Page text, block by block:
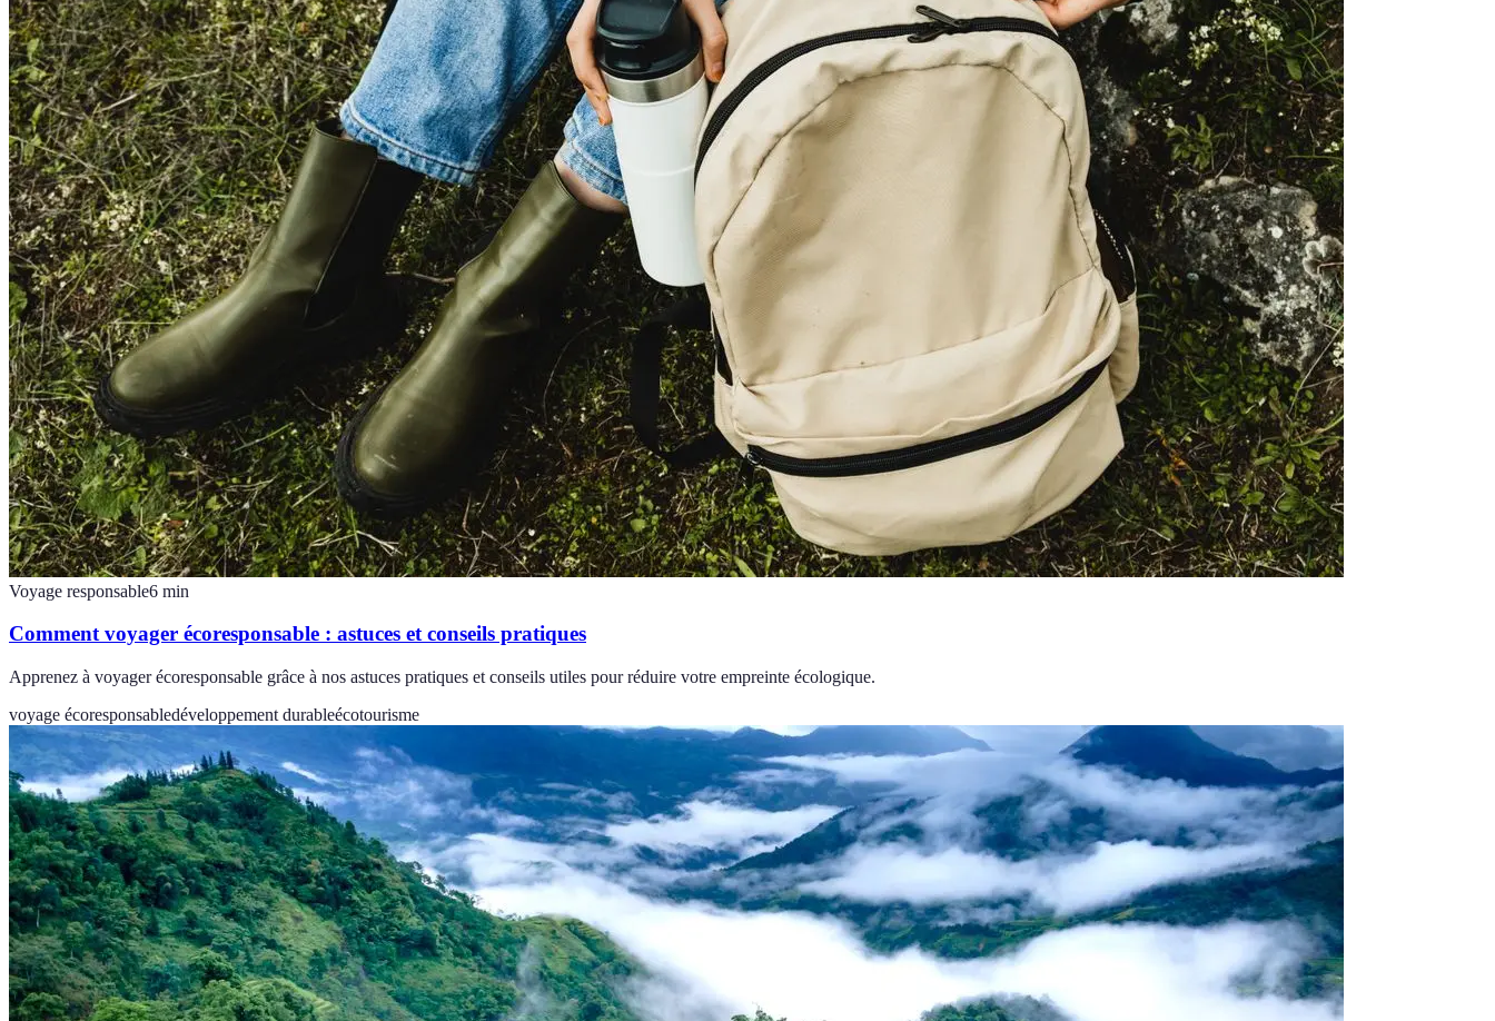
Voyage responsable6 min
Comment voyager écoresponsable : astuces et conseils pratiques
Apprenez à voyager écoresponsable grâce à nos astuces pratiques et conseils utiles pour réduire votre empreinte écologique.
voyage écoresponsabledéveloppement durableécotourisme